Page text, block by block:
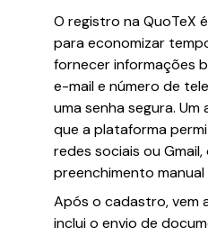
O registro na QuoTeX
para economizar
fornecer informações
e-mail e número de
uma senha segura.
que a plataforma
redes sociais ou
preenchimento
Após o cadastro, vem
inclui o envio de